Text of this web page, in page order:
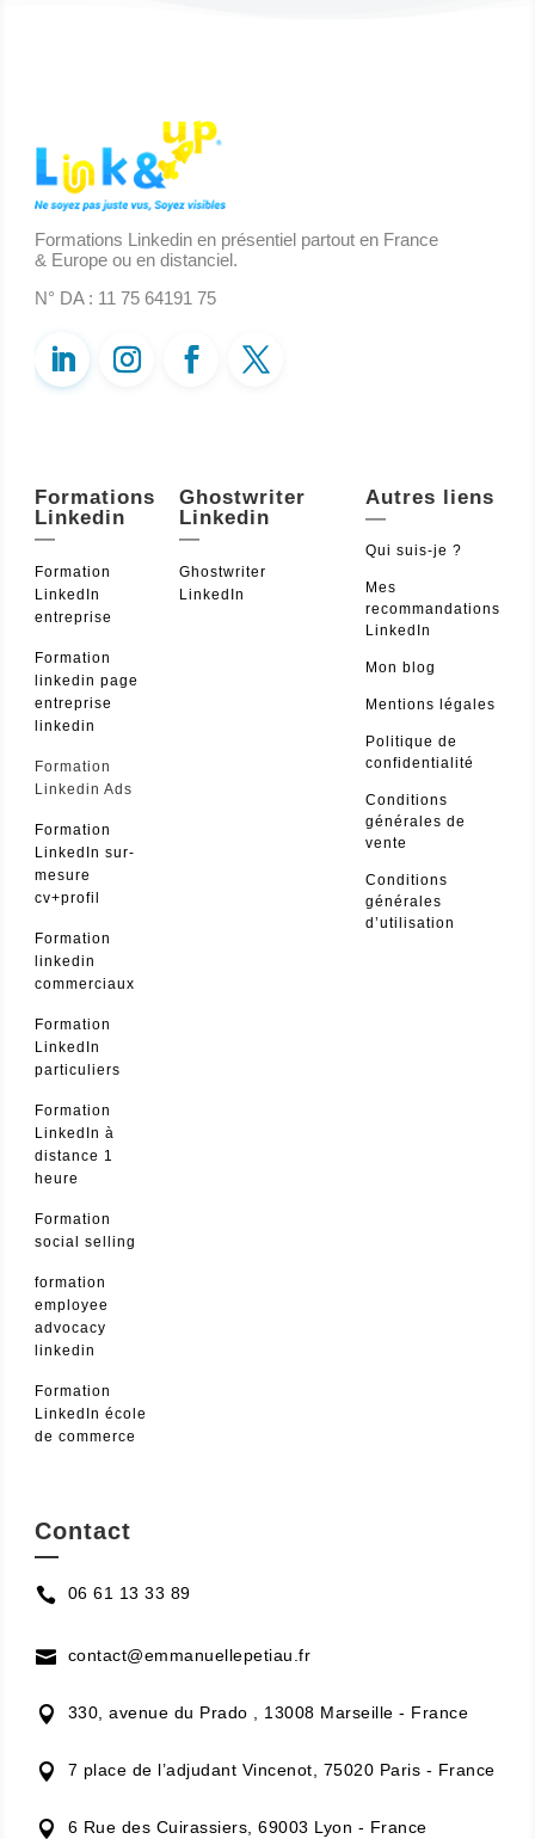
Formations Linkedin en présentiel partout en France
& Europe ou en distanciel.
N° DA : 11 75 64191 75
Formations
Linkedin
—
Formation
LinkedIn
entreprise
Formation
linkedin page
entreprise
linkedin
Formation
Linkedin Ads
Formation
LinkedIn sur-
mesure
cv+profil
Formation
linkedin
commerciaux
Formation
LinkedIn
particuliers
Formation
LinkedIn à
distance 1
heure
Formation
social selling
formation
employee
advocacy
linkedin
Formation
LinkedIn école
de commerce
Ghostwriter
Linkedin
—
Ghostwriter
LinkedIn
Autres liens
—
Qui suis-je ?
Mes
recommandations
LinkedIn
Mon blog
Mentions légales
Politique de
confidentialité
Conditions
générales de
vente
Conditions
générales
d’utilisation
Contact
—
 06 61 13 33 89
 contact@emmanuellepetiau.fr
 330, avenue du Prado , 13008 Marseille - France
 7 place de l’adjudant Vincenot, 75020 Paris - France
 6 Rue des Cuirassiers, 69003 Lyon - France